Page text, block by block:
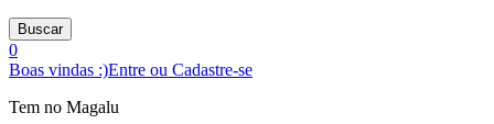
Buscar
0
Boas vindas :)Entre ou Cadastre-se
Tem no Magalu